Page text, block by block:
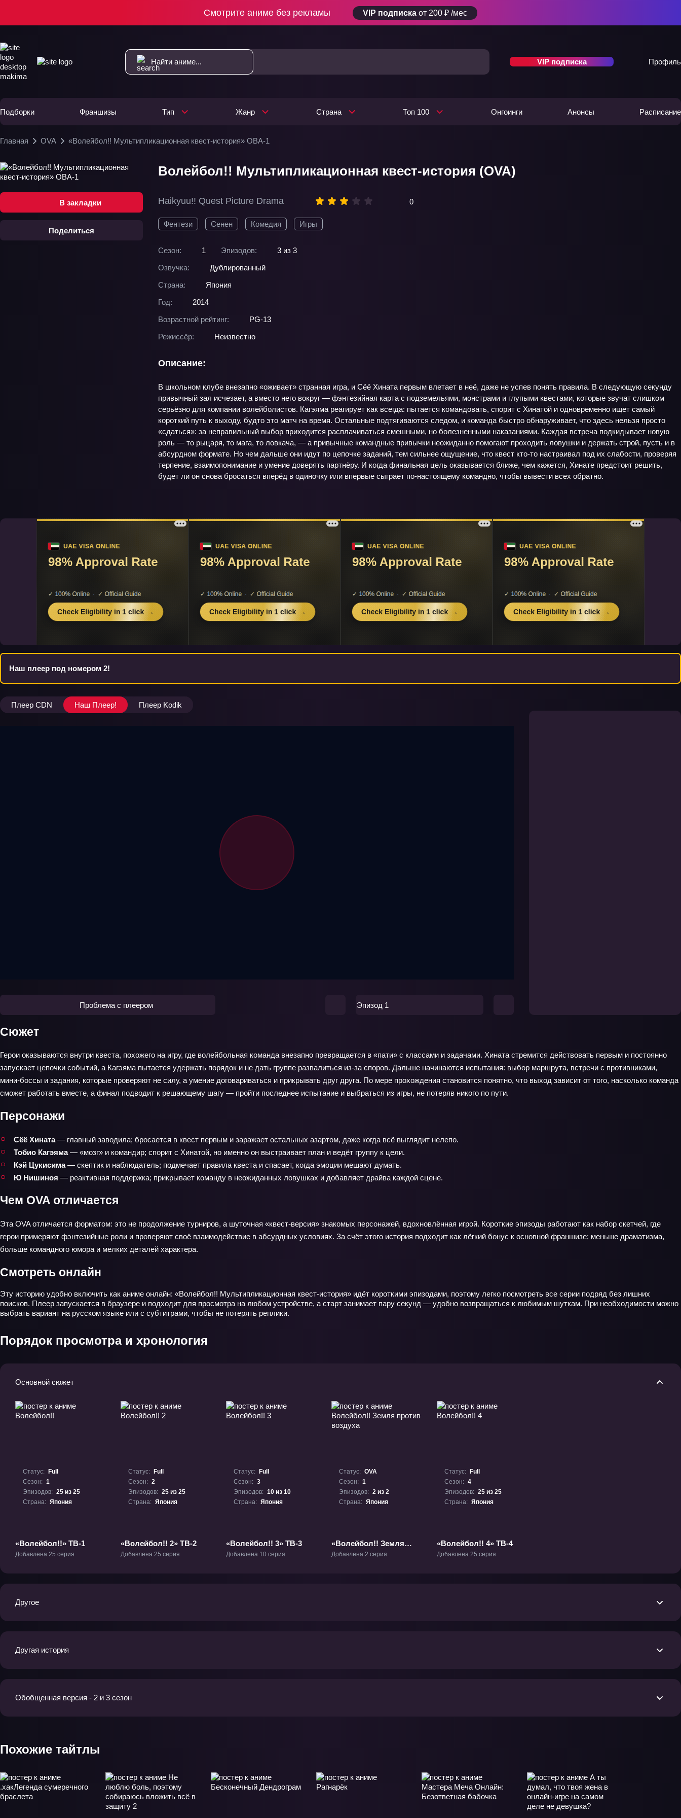
Смотрите аниме без рекламы VIP подписка от 200 ₽ /мес
VIP подписка Профиль
Подборки Франшизы Тип Жанр Страна Топ 100 Онгоинги Анонсы Расписание
Главная OVA «Волейбол!! Мультипликационная квест-история» ОВА-1
В закладки
Поделиться
Волейбол!! Мультипликационная квест-история (OVA)
Haikyuu!! Quest Picture Drama 0
Фентези Сенен Комедия Игры
Сезон: 1 Эпизодов:
3 из 3
Озвучка:
Дублированный
Страна:
Япония
Год:
2014
Возрастной рейтинг:
PG-13
Режиссёр:
Неизвестно
Описание:
В школьном клубе внезапно «оживает» странная игра, и Сёё Хината первым влетает в неё, даже не успев понять правила. В следующую секунду
привычный зал исчезает, а вместо него вокруг — фэнтезийная карта с подземельями, монстрами и глупыми квестами, которые звучат слишком
серьёзно для компании волейболистов. Кагэяма реагирует как всегда: пытается командовать, спорит с Хинатой и одновременно ищет самый
короткий путь к выходу, будто это матч на время. Остальные подтягиваются следом, и команда быстро обнаруживает, что здесь нельзя просто
«сдаться»: за неправильный выбор приходится расплачиваться смешными, но болезненными наказаниями. Каждая встреча подкидывает новую
роль — то рыцаря, то мага, то ловкача, — а привычные командные привычки неожиданно помогают проходить ловушки и держать строй, пусть и в
абсурдном формате. Но чем дальше они идут по цепочке заданий, тем сильнее ощущение, что квест кто‑то настраивал под их слабости, проверяя
терпение, взаимопонимание и умение доверять партнёру. И когда финальная цель оказывается ближе, чем кажется, Хинате предстоит решить,
будет ли он снова бросаться вперёд в одиночку или впервые сыграет по‑настоящему командно, чтобы вывести всех обратно.
Наш плеер под номером 2!
Плеер CDN Наш Плеер! Плеер Kodik
Проблема с плеером Эпизод 1
Сюжет
Герои оказываются внутри квеста, похожего на игру, где волейбольная команда внезапно превращается в «пати» с классами и задачами. Хината стремится действовать первым и постоянно
запускает цепочки событий, а Кагэяма пытается удержать порядок и не дать группе развалиться из‑за споров. Дальше начинаются испытания: выбор маршрута, встречи с противниками,
мини‑боссы и задания, которые проверяют не силу, а умение договариваться и прикрывать друг друга. По мере прохождения становится понятно, что выход зависит от того, насколько команда
сможет работать вместе, а финал подводит к решающему шагу — пройти последнее испытание и выбраться из игры, не потеряв никого по пути.
Персонажи
Сёё Хината— главный заводила; бросается в квест первым и заражает остальных азартом, даже когда всё выглядит нелепо.
Тобио Кагэяма— «мозг» и командир; спорит с Хинатой, но именно он выстраивает план и ведёт группу к цели.
Кэй Цукисима— скептик и наблюдатель; подмечает правила квеста и спасает, когда эмоции мешают думать.
Ю Нишиноя — реактивная поддержка; прикрывает команду в неожиданных ловушках и добавляет драйва каждой сцене.
Чем OVA отличается
Эта OVA отличается форматом: это не продолжение турниров, а шуточная «квест‑версия» знакомых персонажей, вдохновлённая игрой. Короткие эпизоды работают как набор скетчей, где
герои примеряют фэнтезийные роли и проверяют своё взаимодействие в абсурдных условиях. За счёт этого история подходит как лёгкий бонус к основной франшизе: меньше драматизма,
больше командного юмора и мелких деталей характера.
Смотреть онлайн
Эту историю удобно включить как аниме онлайн: «Волейбол!! Мультипликационная квест-история» идёт короткими эпизодами, поэтому легко посмотреть все серии подряд без лишних
поисков. Плеер запускается в браузере и подходит для просмотра на любом устройстве, а старт занимает пару секунд — удобно возвращаться к любимым шуткам. При необходимости можно
выбрать вариант на русском языке или с субтитрами, чтобы не потерять реплики.
Порядок просмотра и хронология
Основной сюжет
Статус:
Full
Сезон: 1
Эпизодов: 25 из 25
Страна: Япония
«Волейбол!!» ТВ-1
Добавлена 25 серия
Статус:
Full
Сезон: 2
Эпизодов: 25 из 25
Страна: Япония
«Волейбол!! 2» ТВ-2
Добавлена 25 серия
Статус:
Full
Сезон: 3
Эпизодов: 10 из 10
Страна: Япония
«Волейбол!! 3» ТВ-3
Добавлена 10 серия
Статус: OVA
Сезон: 1
Эпизодов: 2 из 2
Страна: Япония
«Волейбол!! Земля
против воздуха» ОВА-1
Добавлена 2 серия
Статус:
Full
Сезон: 4
Эпизодов: 25 из 25
Страна: Япония
«Волейбол!! 4» ТВ-4
Добавлена 25 серия
Другое
Другая история
Обобщенная версия - 2 и 3 сезон
Похожие тайтлы